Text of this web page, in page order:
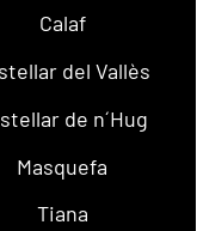
Calaf
del Vallès
de n´Hug
Masquefa
Tiana